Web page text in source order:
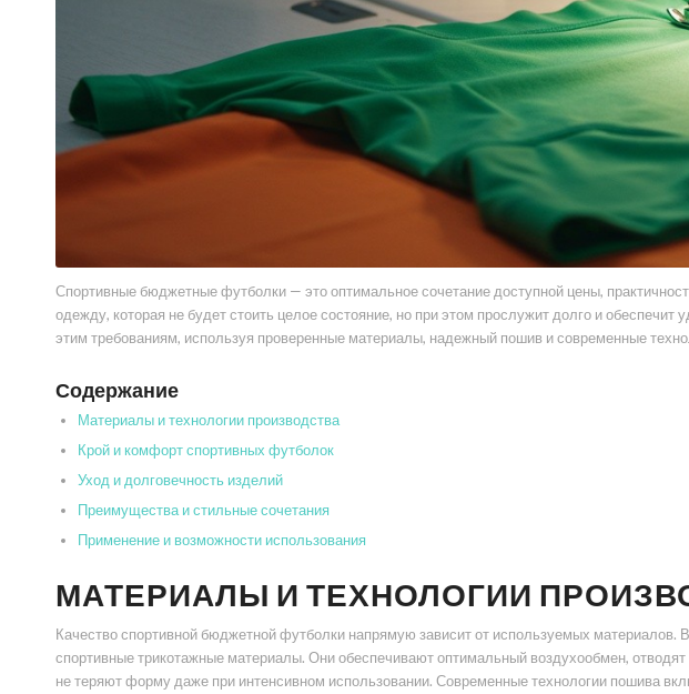
Спортивные бюджетные футболки — это оптимальное сочетание доступной цены,
одежду, которая не будет стоить целое состояние, но при этом прослужит долго и
этим требованиям, используя проверенные материалы, надежный пошив и современные
Содержание
Материалы и технологии производства
Крой и комфорт спортивных футболок
Уход и долговечность изделий
Преимущества и стильные сочетания
Применение и возможности использования
МАТЕРИАЛЫ И ТЕХНОЛОГИИ
Качество спортивной бюджетной футболки напрямую зависит от используемых
спортивные трикотажные материалы. Они обеспечивают оптимальный воздухообмен,
не теряют форму даже при интенсивном использовании. Современные технологии пошива